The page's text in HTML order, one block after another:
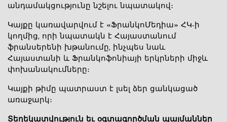
անդամակցությունը նշելու նպատակով։
Կայքը կառավարվում է «ՖրանկոՄեդիա» ՀԿ-ի
կողմից, որի նպատակն է Հայաստանում
ֆրանսերենի խթանումը, ինչպես նաև
Հայաստանի և Ֆրանկոֆոնիայի երկրների միջև
փոխանակումները։
Կայքի թիմը պատրաստ է լսել ձեր ցանկացած
առաջարկ։
Տեղեկատվություն եւ օգտագործման պայմաններ